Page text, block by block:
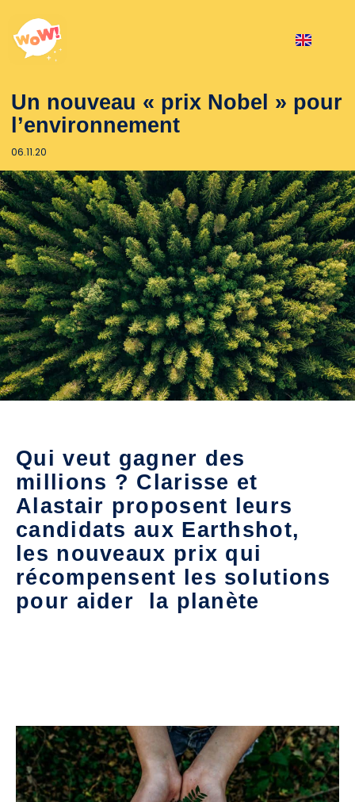
Un nouveau « prix Nobel » pour
l’environnement
06.11.20
Qui veut gagner des
millions ? Clarisse et
Alastair proposent leurs
candidats aux Earthshot,
les nouveaux prix qui
récompensent les solutions
pour aider la planète